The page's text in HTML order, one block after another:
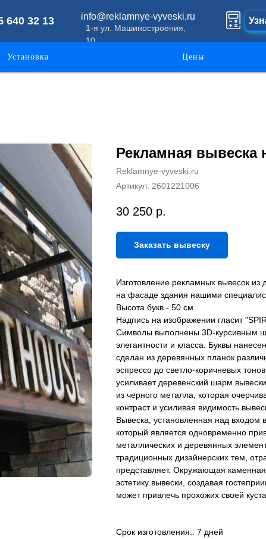
640 32 13 info@reklamnye-vyveski.ru
1-я ул. Машиностроения,
10
Установка Цены
Рекламная вывеска
Reklamnye-vyveski.ru
Артикул: 2601221006
30 250 р.
Заказать вывеску
Изготовление рекламных вывесок из
на фасаде здания нашими
Высота букв - 50 см.
Надпись на изображении гласит
Символы выполнены 3D-курсивным
элегантности и класса. Буквы
сделан из деревянных планок
эспрессо до светло-коричневых
усиливает деревенский шарм
из черного металла, которая
контраст и усиливая видимость
Вывеска, установленная над входом
который является одновременно
металлических и деревянных
традиционных дизайнерских тем,
представляет. Окружающая
эстетику вывески, создавая
может привлечь прохожих своей
Срок изготовления:: 7 дней